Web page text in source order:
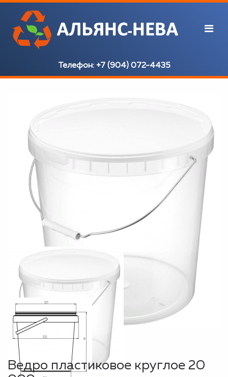
Телефон: +7 (904) 072-4435
Ведро пластиковое круглое 20